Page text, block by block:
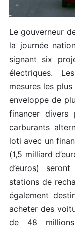
Le gouverneur
la journée
signant six
électriques.
mesures les
enveloppe de
financer divers
carburants
loti avec un
(1,5 milliard
d’euros)
stations de
également
acheter des
de 48